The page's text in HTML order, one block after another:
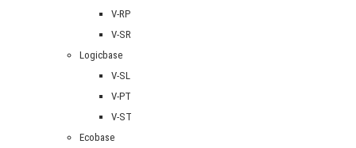
V-RP
V-SR
Logicbase
V-SL
V-PT
V-ST
Ecobase